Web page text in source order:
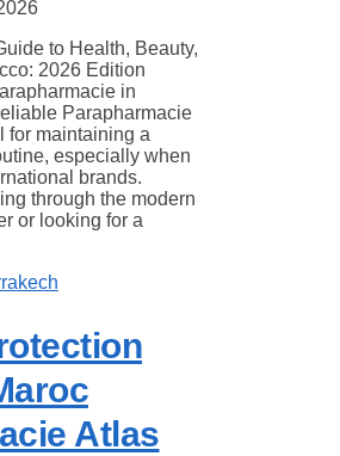
to Health, Beauty,
2026 Edition
in
Parapharmacie
for maintaining a
especially when
brands.
through the modern
or looking for a
Atlas